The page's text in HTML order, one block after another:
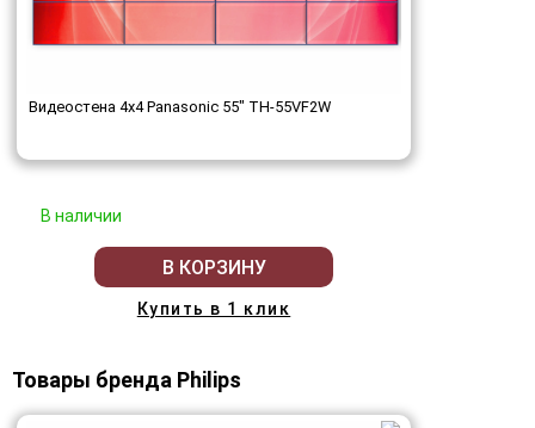
Видеостена 4x4 Panasonic 55" TH-55VF2W
В наличии
В КОРЗИНУ
Купить в 1 клик
Товары бренда Philips